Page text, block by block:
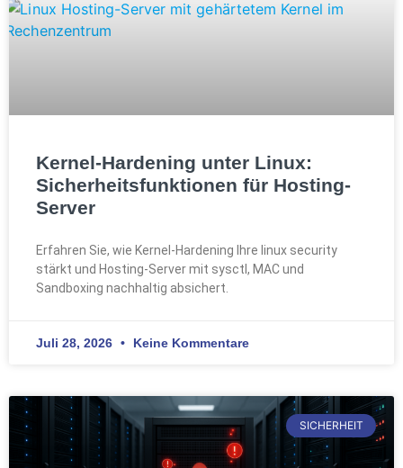
Kernel-Hardening unter Linux:
Sicherheitsfunktionen für Hosting-
Server
Erfahren Sie, wie Kernel-Hardening Ihre linux security
stärkt und Hosting-Server mit sysctl, MAC und
Sandboxing nachhaltig absichert.
Juli 28, 2026 Keine Kommentare
SICHERHEIT